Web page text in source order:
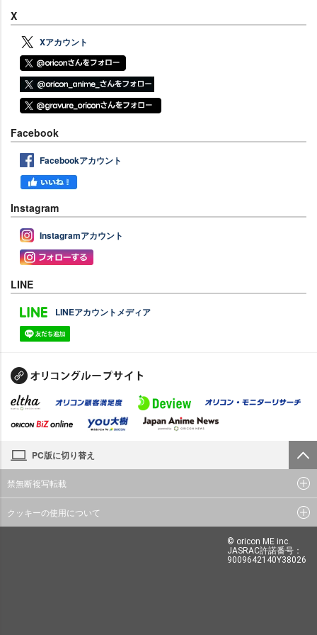
X
Xアカウント
Facebook
Facebookアカウント
Instagram
Instagramアカウント
LINE
LINEアカウントメディア
PC版に切り替え
禁無断複写転載
クッキーの使用について
© oricon ME inc.
JASRAC許諾番号：
9009642140Y38026